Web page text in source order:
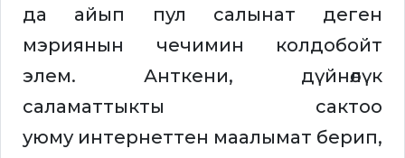
да айып пул салынат деген
мэриянын чечимин колдобойт
элем. Анткени, дүйнөлүк
саламаттыкты сактоо
уюму интернеттен маалымат берип,